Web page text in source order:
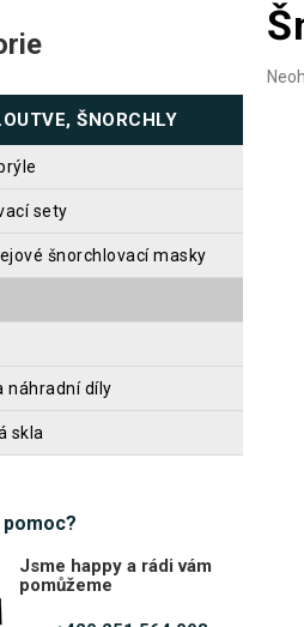
ŠNORCHLY
sety
šnorchlovací masky
náhradní díly
skla
Jsme happy a rádi vám
pomůžeme